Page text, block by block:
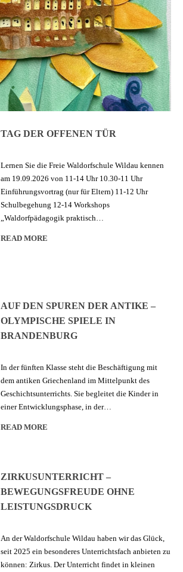
TAG DER OFFENEN TÜR
Lernen Sie die Freie Waldorfschule Wildau kennen
am 19.09.2026 von 11-14 Uhr 10.30-11 Uhr
Einführungsvortrag (nur für Eltern) 11-12 Uhr
Schulbegehung 12-14 Workshops
„Waldorfpädagogik praktisch…
READ MORE
AUF DEN SPUREN DER ANTIKE –
OLYMPISCHE SPIELE IN
BRANDENBURG
In der fünften Klasse steht die Beschäftigung mit
dem antiken Griechenland im Mittelpunkt des
Geschichtsunterrichts. Sie begleitet die Kinder in
einer Entwicklungsphase, in der…
READ MORE
ZIRKUSUNTERRICHT –
BEWEGUNGSFREUDE OHNE
LEISTUNGSDRUCK
An der Waldorfschule Wildau haben wir das Glück,
seit 2025 ein besonderes Unterrichtsfach anbieten zu
können: Zirkus. Der Unterricht findet in kleinen